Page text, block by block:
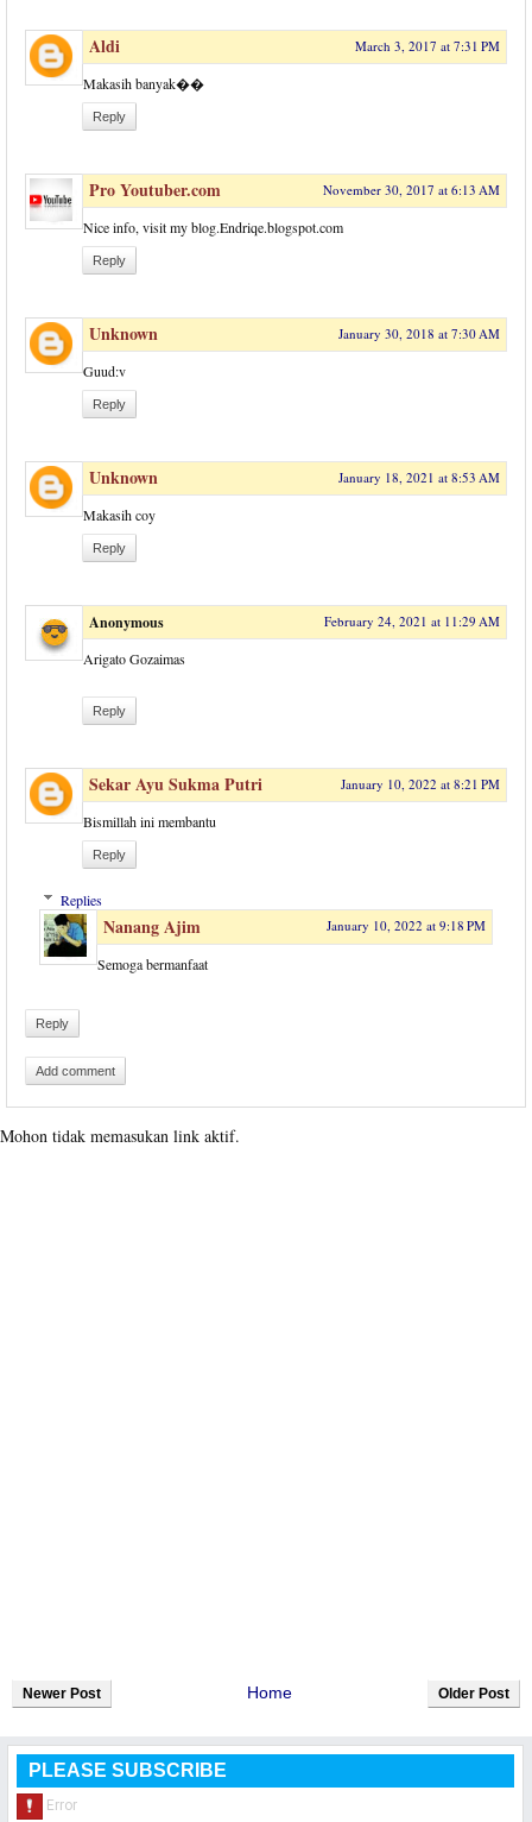
Aldi March 3, 2017 at 7:31 PM
Makasih banyak��
Reply
Pro Youtuber.com November 30, 2017 at 6:13 AM
Nice info, visit my blog.Endriqe.blogspot.com
Reply
Unknown January 30, 2018 at 7:30 AM
Guud:v
Reply
Unknown January 18, 2021 at 8:53 AM
Makasih coy
Reply
Anonymous February 24, 2021 at 11:29 AM
Arigato Gozaimas
Reply
Sekar Ayu Sukma Putri January 10, 2022 at 8:21 PM
Bismillah ini membantu
Reply
Replies
Nanang Ajim January 10, 2022 at 9:18 PM
Semoga bermanfaat
Reply
Add comment
Mohon tidak memasukan link aktif.
Newer Post Older Post
Home
PLEASE SUBSCRIBE